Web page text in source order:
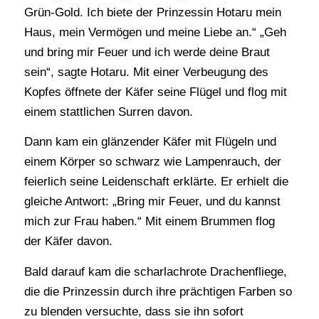
Grün-Gold. Ich biete der Prinzessin Hotaru mein
Haus, mein Vermögen und meine Liebe an.“ „Geh
und bring mir Feuer und ich werde deine Braut
sein“, sagte Hotaru. Mit einer Verbeugung des
Kopfes öffnete der Käfer seine Flügel und flog mit
einem stattlichen Surren davon.
Dann kam ein glänzender Käfer mit Flügeln und
einem Körper so schwarz wie Lampenrauch, der
feierlich seine Leidenschaft erklärte. Er erhielt die
gleiche Antwort: „Bring mir Feuer, und du kannst
mich zur Frau haben.“ Mit einem Brummen flog
der Käfer davon.
Bald darauf kam die scharlachrote Drachenfliege,
die die Prinzessin durch ihre prächtigen Farben so
zu blenden versuchte, dass sie ihn sofort